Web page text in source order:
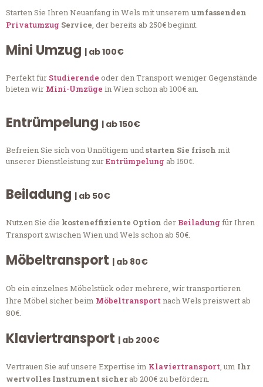
Starten Sie Ihren Neuanfang in Wels mit unserem umfassenden
Privatumzug Service, der bereits ab 250€ beginnt.
Mini Umzug | ab 100€
Perfekt für Studierende oder den Transport weniger Gegenstände
bieten wir Mini-Umzüge in Wien schon ab 100€ an.
Entrümpelung | ab 150€
Befreien Sie sich von Unnötigem undstarten Sie frisch mit
unserer Dienstleistung zurEntrümpelung ab 150€.
Beiladung | ab 50€
Nutzen Sie die kosteneffiziente Option der Beiladung für Ihren
Transport zwischen Wien und Wels schon ab 50€.
Möbeltransport | ab 80€
Ob ein einzelnes Möbelstück oder mehrere, wir transportieren
Ihre Möbel sicher beim Möbeltransportnach Wels preiswert ab
80€.
Klaviertransport | ab 200€
Vertrauen Sie auf unsere Expertise im Klaviertransport, um Ihr
wertvolles Instrument sicherab 200€ zu befördern.